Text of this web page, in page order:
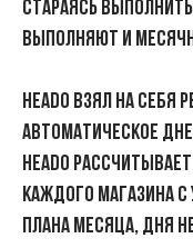
стараясь
выполняют и
HEADO взял на
автоматическое
HEADO
каждого магазина
плана месяца, дня